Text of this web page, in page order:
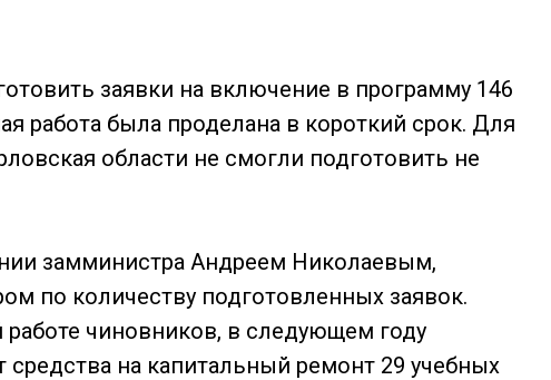
заявки на включение в программу 146
работа была проделана в короткий срок. Для
области не смогли подготовить не
замминистра Андреем Николаевым,
по количеству подготовленных заявок.
чиновников, в следующем году
средства на капитальный ремонт 29 учебных